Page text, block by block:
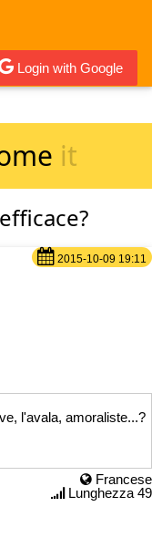
Login with Google
it
2015-10-09 19:11
l'avala, amoraliste...?
Francese
Lunghezza 49